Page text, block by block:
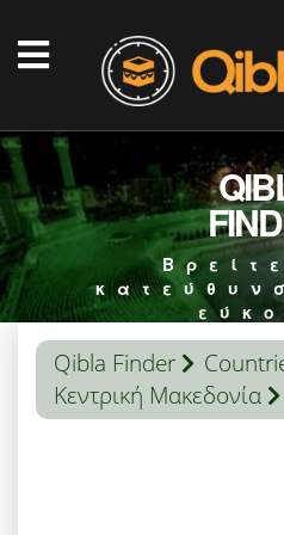
Qibla Finder
Κεντρική Μακεδονία